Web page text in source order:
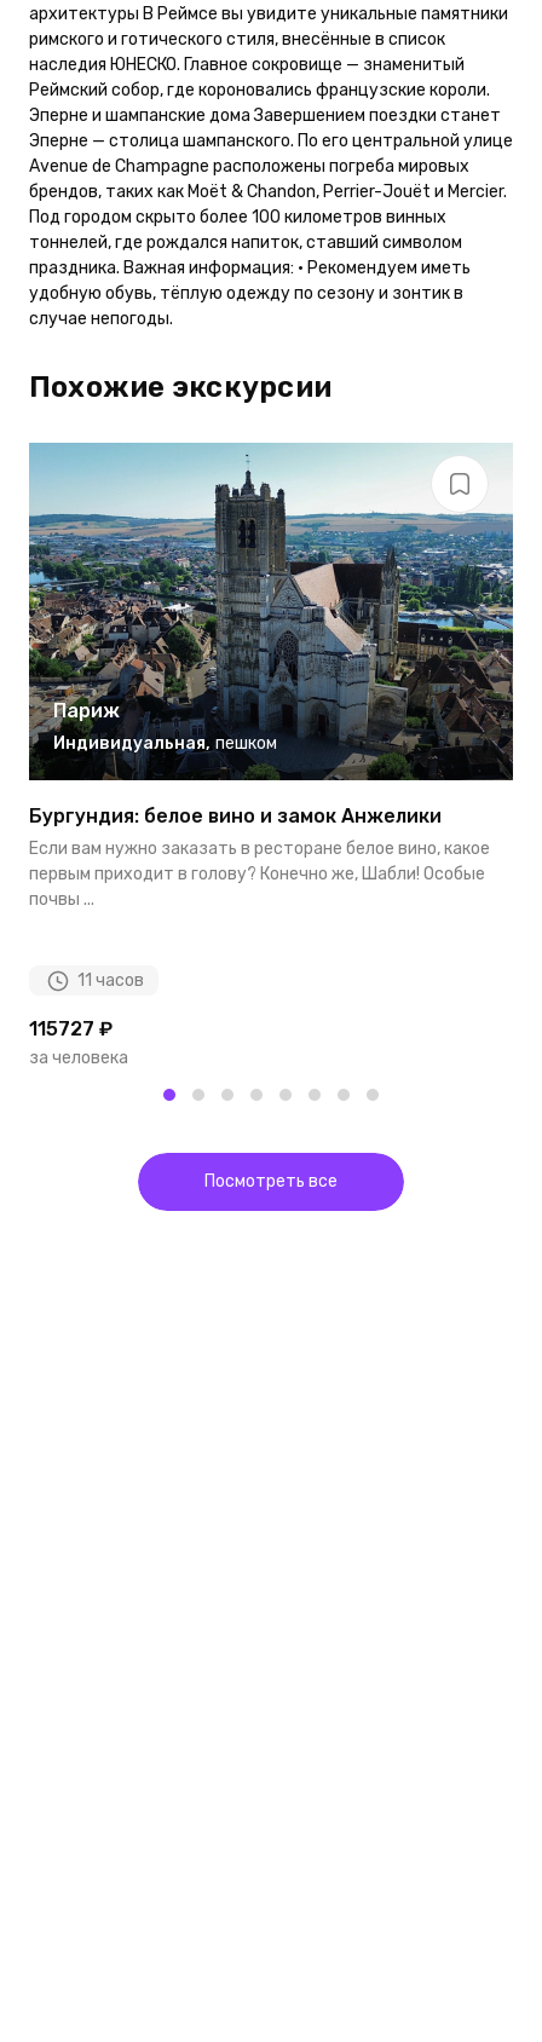
архитектуры В Реймсе вы увидите уникальные памятники
римского и готического стиля, внесённые в список
наследия ЮНЕСКО. Главное сокровище — знаменитый
Реймский собор, где короновались французские короли.
Эперне и шампанские дома Завершением поездки станет
Эперне — столица шампанского. По его центральной улице
Avenue de Champagne расположены погреба мировых
брендов, таких как Moët & Chandon, Perrier-Jouët и Mercier.
Под городом скрыто более 100 километров винных
тоннелей, где рождался напиток, ставший символом
праздника. Важная информация: • Рекомендуем иметь
удобную обувь, тёплую одежду по сезону и зонтик в
случае непогоды.
Похожие экскурсии
Париж
Индивидуальная, пешком
Бургундия: белое вино и замок Анжелики
Если вам нужно заказать в ресторане белое вино, какое
первым приходит в голову? Конечно же, Шабли! Особые
почвы ...
11 часов
115727 ₽
за человека
Посмотреть все